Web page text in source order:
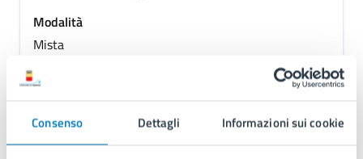
Consenso Dettagli Informazioni sui cookie
Modalità
Mista
Ordine del Giorno
2) Criticità su viabilità e sosta selvaggia Via Capaldo,
ipotesi di riorganizzazione stalli, come da